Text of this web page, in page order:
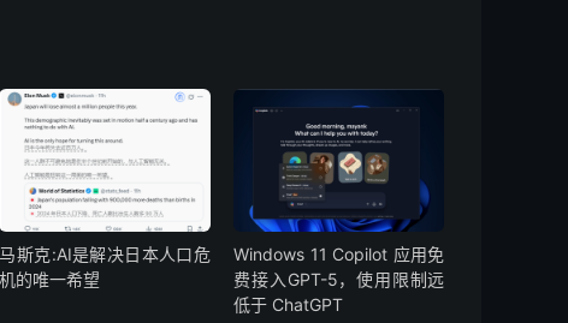
马斯克:AI是解决日本人口危
机的唯一希望
Windows 11 Copilot 应用免
费接入GPT-5，使用限制远
低于 ChatGPT